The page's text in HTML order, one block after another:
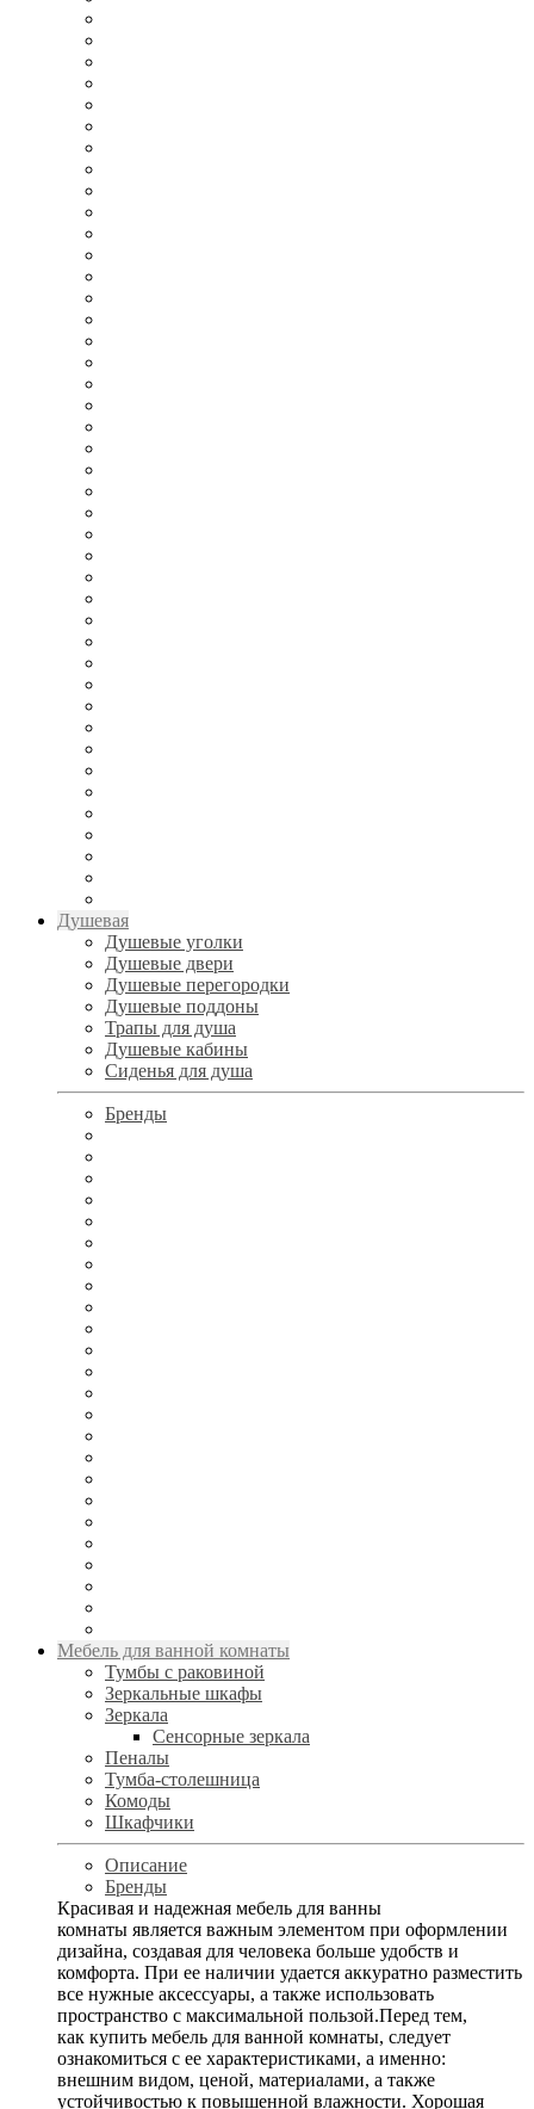
Душевая
Душевые уголки
Душевые двери
Душевые перегородки
Душевые поддоны
Трапы для душа
Душевые кабины
Сиденья для душа
Бренды
Мебель для ванной комнаты
Тумбы с раковиной
Зеркальные шкафы
Зеркала
Сенсорные зеркала
Пеналы
Тумба-столешница
Комоды
Шкафчики
Описание
Бренды
Красивая и надежная мебель для ванны
комнаты является важным элементом при оформлении
дизайна, создавая для человека больше удобств и
комфорта. При ее наличии удается аккуратно разместить
все нужные аксессуары, а также использовать
пространство с максимальной пользой.Перед тем,
как купить мебель для ванной комнаты, следует
ознакомиться с ее характеристиками, а именно:
внешним видом, ценой, материалами, а также
устойчивостью к повышенной влажности. Хорошая